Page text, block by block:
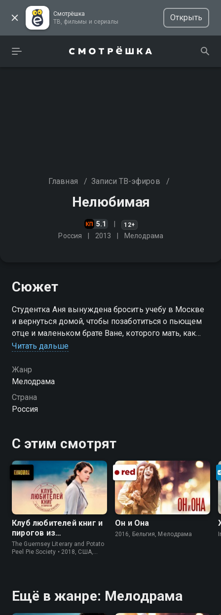
Смотрёшка
ТВ, фильмы и сериалы
Открыть
Главная / Записи ТВ-эфиров /
Нелюбимая
5.1 12+
Россия 2013 Мелодрама
Сюжет
Студентка Аня вынуждена бросить учебу в Москве
и вернуться домой, чтобы позаботиться о пьющем
отце и маленьком брате Ване, которого мать, как
выясняется, родила от другого человека
Читать дальше
Жанр
Мелодрама
Страна
Россия
С этим смотрят
Клуб любителей книг и
пирогов из
картофельных
очистков
The Guernsey Literary and Potato
Peel Pie Society • 2018, США,
Он и Она
2016, Бельгия, Мелодрама
Ещё в жанре: Мелодрама